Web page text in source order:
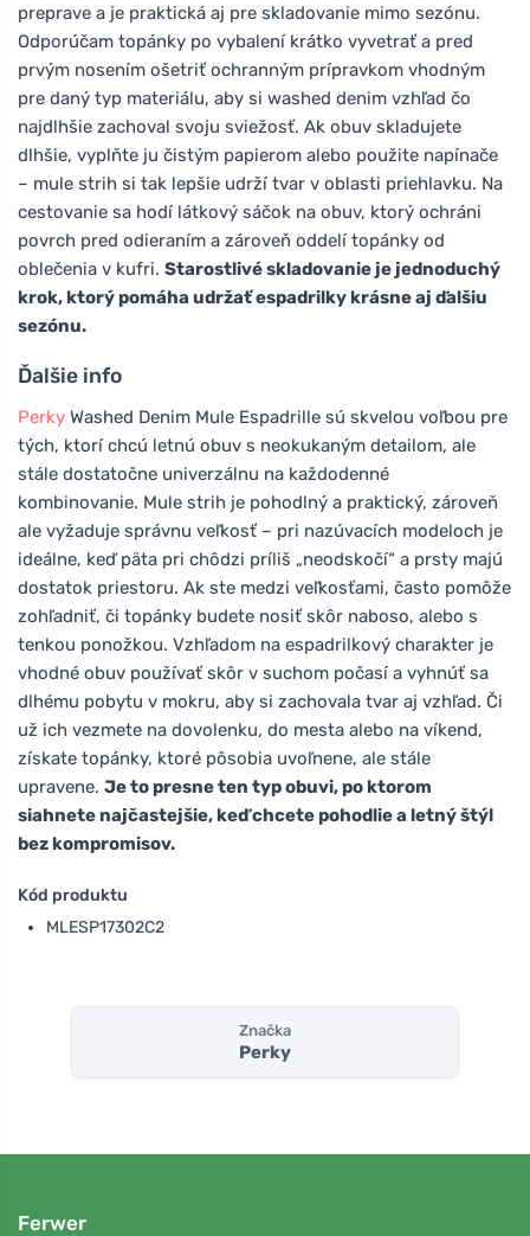
preprave a je praktická aj pre skladovanie mimo sezónu.
Odporúčam topánky po vybalení krátko vyvetrať a pred
prvým nosením ošetriť ochranným prípravkom vhodným
pre daný typ materiálu, aby si washed denim vzhľad čo
najdlhšie zachoval svoju sviežosť. Ak obuv skladujete
dlhšie, vyplňte ju čistým papierom alebo použite napínače
– mule strih si tak lepšie udrží tvar v oblasti priehlavku. Na
cestovanie sa hodí látkový sáčok na obuv, ktorý ochráni
povrch pred odieraním a zároveň oddelí topánky od
oblečenia v kufri. Starostlivé skladovanie je jednoduchý
krok, ktorý pomáha udržať espadrilky krásne aj ďalšiu
sezónu.
Ďalšie info
Perky Washed Denim Mule Espadrille sú skvelou voľbou pre
tých, ktorí chcú letnú obuv s neokukaným detailom, ale
stále dostatočne univerzálnu na každodenné
kombinovanie. Mule strih je pohodlný a praktický, zároveň
ale vyžaduje správnu veľkosť – pri nazúvacích modeloch je
ideálne, keď päta pri chôdzi príliš „neodskočí“ a prsty majú
dostatok priestoru. Ak ste medzi veľkosťami, často pomôže
zohľadniť, či topánky budete nosiť skôr naboso, alebo s
tenkou ponožkou. Vzhľadom na espadrilkový charakter je
vhodné obuv používať skôr v suchom počasí a vyhnúť sa
dlhému pobytu v mokru, aby si zachovala tvar aj vzhľad. Či
už ich vezmete na dovolenku, do mesta alebo na víkend,
získate topánky, ktoré pôsobia uvoľnene, ale stále
upravene. Je to presne ten typ obuvi, po ktorom
siahnete najčastejšie, keď chcete pohodlie a letný štýl
bez kompromisov.
Kód produktu
MLESP17302C2
Značka
Perky
Ferwer